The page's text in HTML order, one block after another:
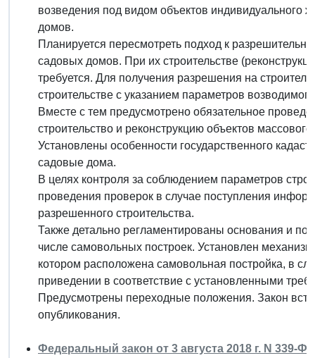
возведения под видом объектов индивидуального
домов.
Планируется пересмотреть подход к
садовых домов. При их строительстве
требуется. Для получения разрешения на
строительстве с указанием параметров
Вместе с тем предусмотрено обязательное
строительство и реконструкцию объектов
Установлены особенности государственного
садовые дома.
В целях контроля за соблюдением параметров
проведения проверок в случае поступления
разрешенного строительства.
Также детально регламентированы основания и
числе самовольных построек. Установлен
котором расположена самовольная постройка, в
приведении в соответствие с установленными
Предусмотрены переходные положения. Закон
опубликования.
Федеральный закон от 3 августа 2018 г. N 339-